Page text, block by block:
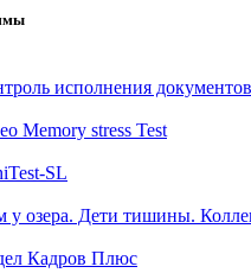
исполнения
Memory stress Test
SL
у озера. Дети тишины.
Кадров Плюс